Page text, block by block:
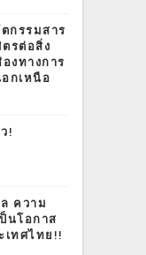
กรรมสาร
รต่อสิ่ง
งทางการ
กเหนือ
!
ความ
นโอกาส
เทศไทย!!